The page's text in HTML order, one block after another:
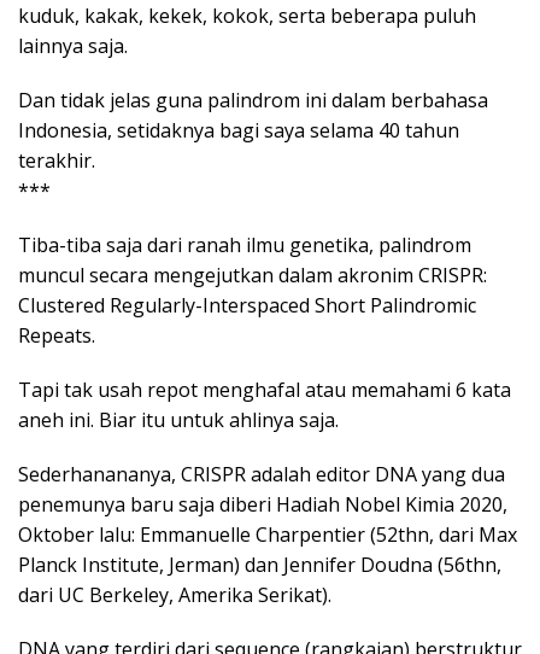
kuduk, kakak, kekek, kokok, serta beberapa puluh
lainnya saja.
Dan tidak jelas guna palindrom ini dalam berbahasa
Indonesia, setidaknya bagi saya selama 40 tahun
terakhir.
***
Tiba-tiba saja dari ranah ilmu genetika, palindrom
muncul secara mengejutkan dalam akronim CRISPR:
Clustered Regularly-Interspaced Short Palindromic
Repeats.
Tapi tak usah repot menghafal atau memahami 6 kata
aneh ini. Biar itu untuk ahlinya saja.
Sederhanananya, CRISPR adalah editor DNA yang dua
penemunya baru saja diberi Hadiah Nobel Kimia 2020,
Oktober lalu: Emmanuelle Charpentier (52thn, dari Max
Planck Institute, Jerman) dan Jennifer Doudna (56thn,
dari UC Berkeley, Amerika Serikat).
DNA yang terdiri dari sequence (rangkaian) berstruktur